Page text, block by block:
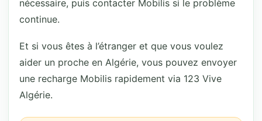
nécessaire, puis contacter Mobilis si le problème
continue.
Et si vous êtes à l’étranger et que vous voulez
aider un proche en Algérie, vous pouvez envoyer
une recharge Mobilis rapidement via 123 Vive
Algérie.